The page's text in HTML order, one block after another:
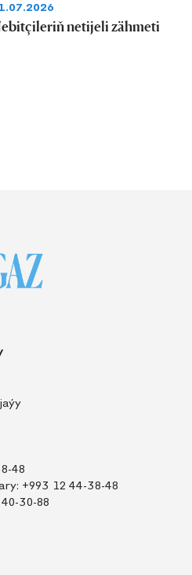
netijeli zähmeti
48
+993 12 44-38-48
30-88